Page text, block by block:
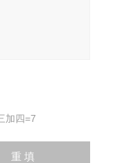
加四=7